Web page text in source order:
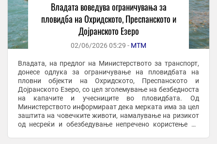
Владата воведува ограничувања за
пловидба на Охридското, Преспанското и
Дојранското Езеро
02/06/2026 05:29 - МТМ
Владата, на предлог на Министерството за транспорт,
донесе одлука за ограничување на пловидбата на
пловни објекти на Охридското, Преспанското и
Дојранското Езеро, со цел зголемување на безбедноста
на капачите и учесниците во пловидбата. Од
Министерството информираат дека мерката има за цел
заштита на човечките животи, намалување на ризикот
од несреќи и обезбедување непречено користење на